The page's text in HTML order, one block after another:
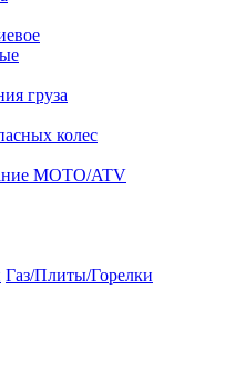
груза
колес
MOTO/ATV
Газ/Плиты/Горелки